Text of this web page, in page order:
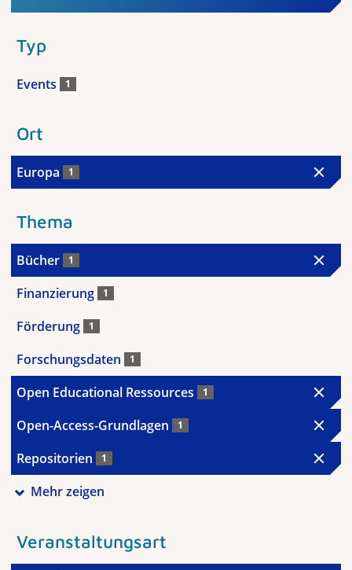
Typ
Events 1
Ort
Europa 1
Thema
Bücher 1
Finanzierung 1
Förderung 1
Forschungsdaten 1
Open Educational Ressources 1
Open-Access-Grundlagen 1
Repositorien 1
Mehr zeigen
Veranstaltungsart